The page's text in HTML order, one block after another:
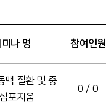
나 명 참여인원
맥 질환 및 중
포지움
0 / 0